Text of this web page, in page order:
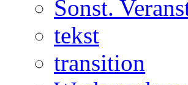
Sonst.
tekst
transition